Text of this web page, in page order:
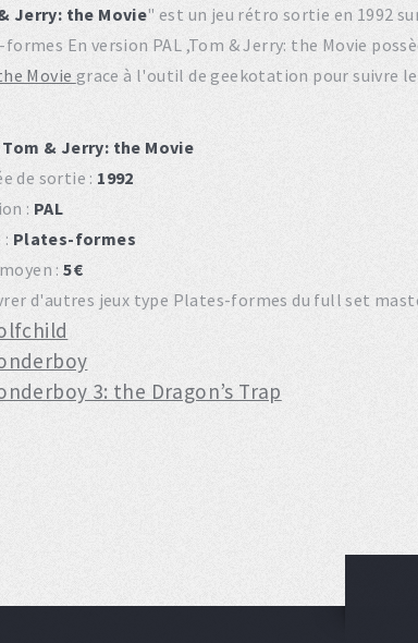
Jerry: the Movie" est un jeu rétro sortie en 1992
En version PAL ,Tom & Jerry: the Movie
Movie grace à l'outil de geekotation pour suivre
Tom & Jerry: the Movie
de sortie : 1992
: PAL
: Plates-formes
:5€
d'autres jeux type Plates-formes du full set
3: the Dragon’s Trap